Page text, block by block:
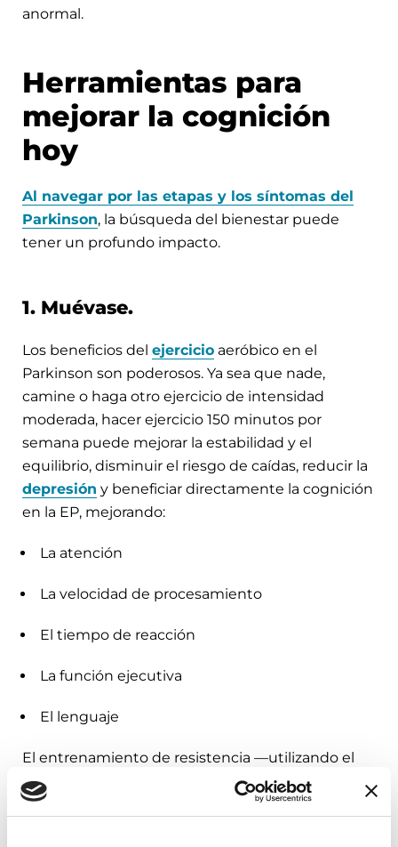
anormal.
Herramientas para
mejorar la cognición
hoy
Al navegar por las etapas y los síntomas del
Parkinson, la búsqueda del bienestar puede
tener un profundo impacto.
1. Muévase.
Los beneficios del ejercicio aeróbico en el
Parkinson son poderosos. Ya sea que nade,
camine o haga otro ejercicio de intensidad
moderada, hacer ejercicio 150 minutos por
semana puede mejorar la estabilidad y el
equilibrio, disminuir el riesgo de caídas, reducir la
depresión y beneficiar directamente la cognición
en la EP, mejorando:
La atención
La velocidad de procesamiento
El tiempo de reacción
La función ejecutiva
El lenguaje
El entrenamiento de resistencia —utilizando el
peso corporal, pesas o ligas— también puede ser
beneficioso para la cognición, el equilibrio, la